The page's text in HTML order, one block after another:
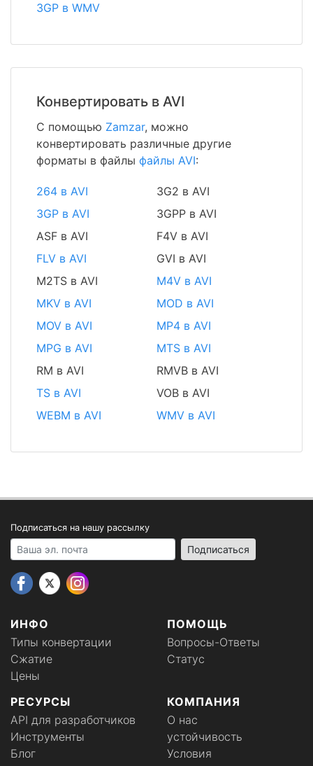
3GP в WMV
Конвертировать в AVI
С помощью Zamzar, можно
конвертировать различные другие
форматы в файлы файлы AVI:
264 в AVI
3G2 в AVI
3GP в AVI
3GPP в AVI
ASF в AVI
F4V в AVI
FLV в AVI
GVI в AVI
M2TS в AVI
M4V в AVI
MKV в AVI
MOD в AVI
MOV в AVI
MP4 в AVI
MPG в AVI
MTS в AVI
RM в AVI
RMVB в AVI
TS в AVI
VOB в AVI
WEBM в AVI
WMV в AVI
ИНФО
Типы конвертации
Сжатие
Цены
ПОМОЩЬ
Вопросы-Ответы
Статус
РЕСУРСЫ
API для разработчиков
Инструменты
Блог
КОМПАНИЯ
О нас
устойчивость
Условия
Подписаться на нашу рассылку
Your email address Подписаться